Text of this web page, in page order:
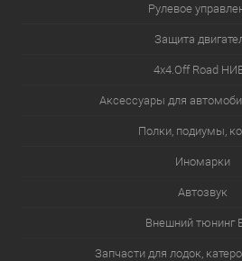
Рулевое
Защита
4х4.Off Road
Аксессуары для
Полки, подиумы,
Иномарки
Автозвук
Внешний тюнинг
Запчасти для лодок,